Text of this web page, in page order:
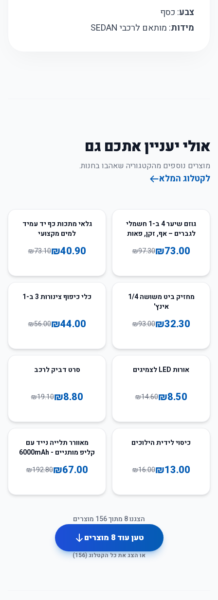
צבע: כסף
מידות: מותאם לרכבי SEDAN
אולי יעניין אתכם גם
מוצרים נוספים מהקטגוריה שאהבו בחנות.
לקטלוג המלא
25
גוזם שיער 4 ב-1 חשמלי
לגברים – אף, זקן, פאות
₪73.00
₪97.30
44
גלאי מתכות כף יד עמיד
למים מקצועי
₪40.90
₪73.10
65
מחזיק ביט משושה 1/4
אינץ'
₪32.30
₪93.00
21
כלי כיפוף צינורות 3 ב-1
₪44.00
₪56.00
אורות LED לצמיגים
₪8.50
₪14.60
סרט דביק לרכב
₪8.80
₪19.10
כיסוי לידית הילוכים
₪13.00
₪16.00
65מאוורר תלייה נייד עם
קליפ מותניים - 6000mAh
₪67.00
₪192.80
הצגנו8 מתוך156 מוצרים
טען עוד8 מוצרים
או הצג את כל הקטלוג (156
)